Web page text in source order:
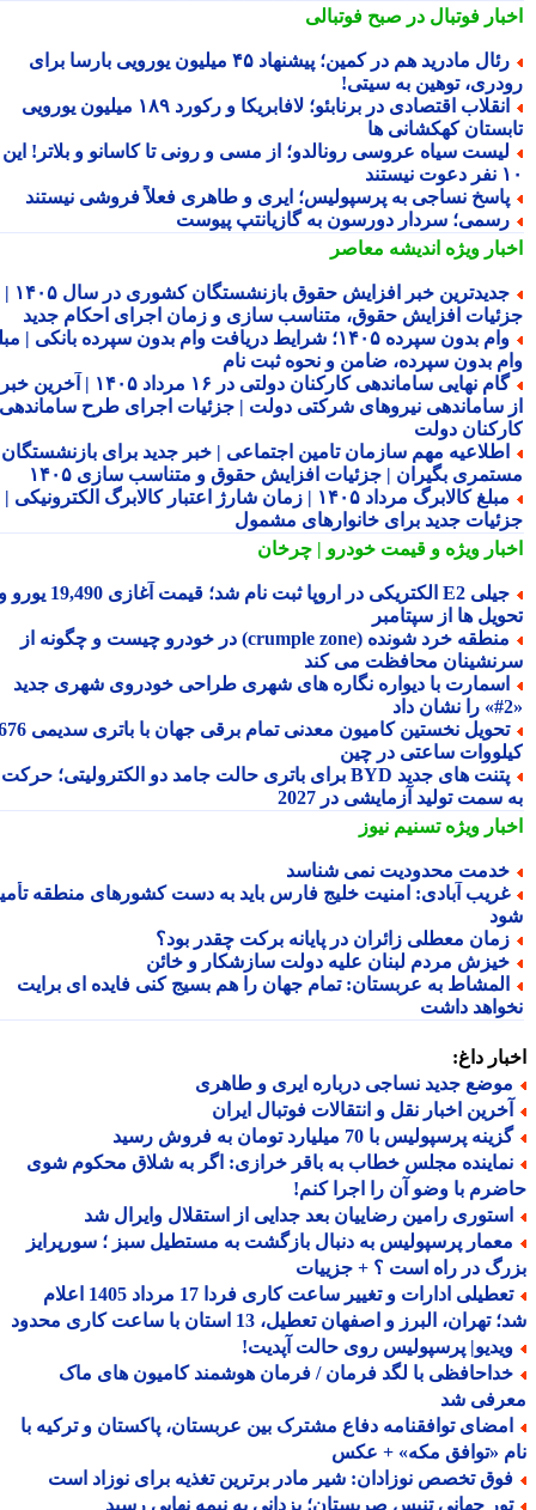
فوتبال در صبح فوتبالی
رئال مادرید هم در کمین؛ پیشنهاد ۴۵ میلیون یورویی بارسا برای
توهین به سیتی!
انقلاب اقتصادی در برنابئو؛ لافابریکا و رکورد ۱۸۹ میلیون یورویی
کهکشانی ها
سیاه عروسی رونالدو؛ از مسی و رونی تا کاسانو و بلاتر! این
نساجی به پرسپولیس؛ ایری و طاهری فعلاً فروشی نیستند
سردار دورسون به گازیانتپ پیوست
ویژهاندیشه معاصر
جدیدترین خبر افزایش حقوق بازنشستگان کشوری در سال ۱۴۰۵ |
افزایش حقوق، متناسب سازی و زمان اجرای احکام جدید
وام بدون سپرده ۱۴۰۵؛ شرایط دریافت وام بدون سپرده بانکی | مبلغ
بدون سپرده، ضامن و نحوه ثبت نام
گام نهایی ساماندهی کارکنان دولتی در ۱۶ مرداد ۱۴۰۵ | آخرین خبر
ساماندهی نیروهای شرکتی دولت | جزئیات اجرای طرح ساماندهی
دولت
مهم سازمان تامین اجتماعی | خبر جدید برای بازنشستگان و
بگیران | جزئیات افزایش حقوق و متناسب سازی ۱۴۰۵
مبلغ کالابرگ مرداد ۱۴۰۵ | زمان شارژ اعتبار کالابرگ الکترونیکی |
جدید برای خانوارهای مشمول
ویژهو قیمت خودرو | چرخان
جیلی E2 الکتریکی در اروپا ثبت نام شد؛ قیمت آغازی 19,490 یورو و
ها از سپتامبر
منطقه خرد شونده (crumple zone) در خودرو چیست و چگونه از
محافظت می کند
با دیواره نگاره های شهری طراحی خودروی شهری جدید
تحویل نخستین کامیون معدنی تمام برقی جهان با باتری سدیمی 676
ساعتی در چین
پتنت های جدید BYD برای باتری حالت جامد دو الکترولیتی؛ حرکت
سمت تولید آزمایشی در 2027
ویژهتسنیم نیوز
محدودیت نمی شناسد
آبادی: امنیت خلیج فارس باید به دست کشورهای منطقه تأمین
معطلی زائران در پایانه برکت چقدر بود؟
مردم لبنان علیه دولت سازشکار و خائن
به عربستان: تمام جهان را هم بسیج کنی فایده ای برایت
داشت
داغ:
جدید نساجی درباره ایری و طاهری
اخبار نقل و انتقالات فوتبال ایران
پرسپولیس با 70 میلیارد تومان به فروش رسید
مجلس خطاب به باقر خرازی: اگر به شلاق محکوم شوی
با وضو آن را اجرا کنم!
رامین رضاییان بعد جدایی از استقلال وایرال شد
پرسپولیس به دنبال بازگشت به مستطیل سبز ؛ سورپرایز
در راه است ؟ + جزییات
تعطیلی ادارات و تغییر ساعت کاری فردا 17 مرداد 1405 اعلام
البرز و اصفهان تعطیل، 13 استان با ساعت کاری محدود
پرسپولیس روی حالت آپدیت!
با لگد فرمان / فرمان هوشمند کامیون های ماک
شد
توافقنامه دفاع مشترک بین عربستان، پاکستان و ترکیه با
«توافق مکه» + عکس
تخصص نوزادان: شیر مادر برترین تغذیه برای نوزاد است
جهانی تنیس صربستان؛ یزدانی به نیمه نهایی رسید